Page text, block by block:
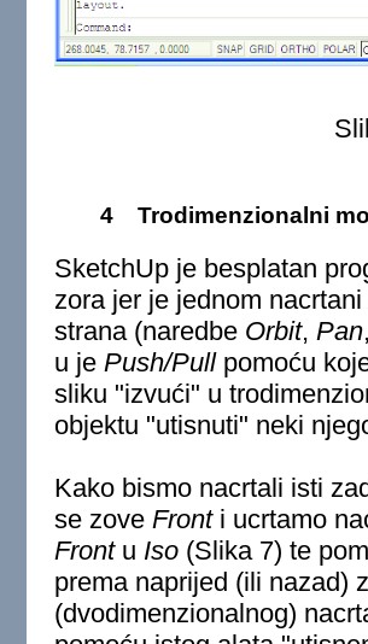
4 Trodimenzionalni
SketchUp je besplatan
zora jer je jednom
strana (naredbe Orbit, Pan
u je Push/Pullpomoću
sliku "izvući" u
objektu "utisnuti" neki
Kako bismo nacrtali isti
se zove Fronti ucrtamo
Frontu Iso(Slika 7) te
prema naprijed (ili nazad)
(dvodimenzionalnog)